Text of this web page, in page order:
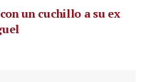
un cuchillo a su ex